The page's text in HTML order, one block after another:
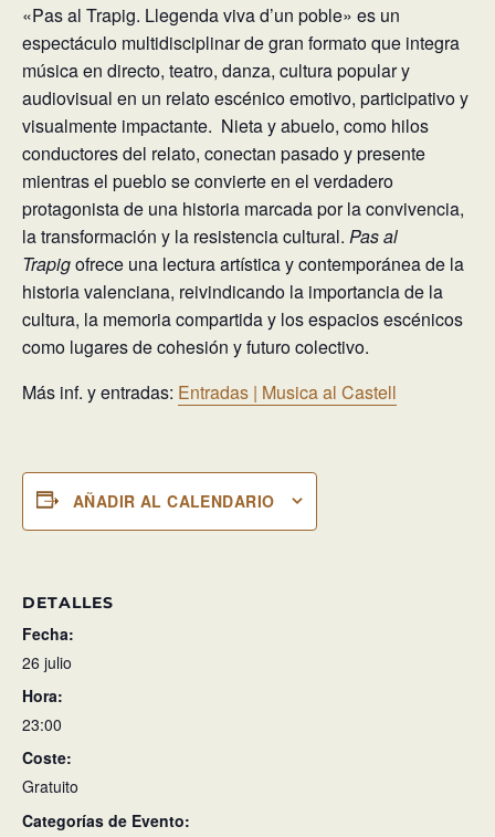
«Pas al Trapig. Llegenda viva d’un poble» es un
espectáculo multidisciplinar de gran formato que integra
música en directo, teatro, danza, cultura popular y
audiovisual en un relato escénico emotivo, participativo y
visualmente impactante. Nieta y abuelo, como hilos
conductores del relato, conectan pasado y presente
mientras el pueblo se convierte en el verdadero
protagonista de una historia marcada por la convivencia,
la transformación y la resistencia cultural. Pas al
Trapigofrece una lectura artística y contemporánea de la
historia valenciana, reivindicando la importancia de la
cultura, la memoria compartida y los espacios escénicos
como lugares de cohesión y futuro colectivo.
Más inf. y entradas: Entradas | Musica al Castell
AÑADIR AL CALENDARIO
DETALLES
Fecha:
26 julio
Hora:
23:00
Coste:
Gratuito
Categorías de Evento: